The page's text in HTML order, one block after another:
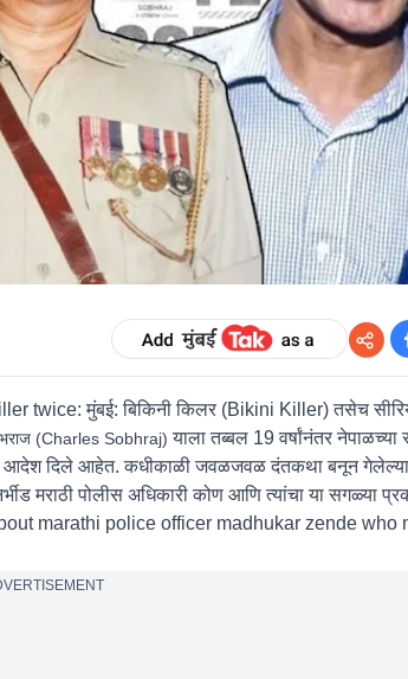
twice: मुंबई: बिकिनी किलर (Bikini Killer) तसेच
(Charles Sobhraj) याला तब्बल 19 वर्षांनंतर नेपाळच्या
आदेश दिले आहेत. कधीकाळी जवळजवळ दंतकथा बनून गेलेल्या
मराठी पोलीस अधिकारी कोण आणि त्यांचा या सगळ्या
marathi police officer madhukar zende who